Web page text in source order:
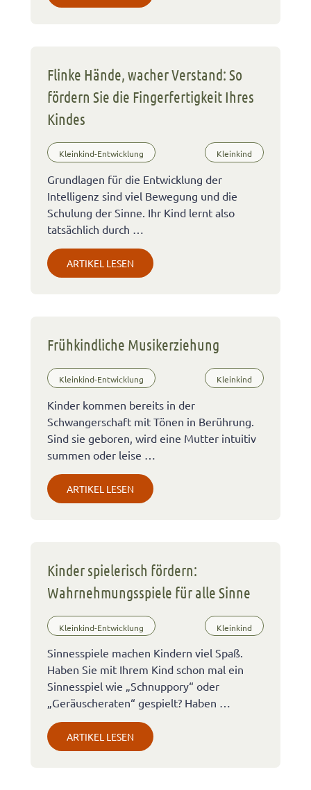
Flinke Hände, wacher Verstand: So
fördern Sie die Fingerfertigkeit Ihres
Kindes
Kleinkind-Entwicklung Kleinkind
Grundlagen für die Entwicklung der
Intelligenz sind viel Bewegung und die
Schulung der Sinne. Ihr Kind lernt also
tatsächlich durch …
ARTIKEL LESEN
Frühkindliche Musikerziehung
Kleinkind-Entwicklung Kleinkind
Kinder kommen bereits in der
Schwangerschaft mit Tönen in Berührung.
Sind sie geboren, wird eine Mutter intuitiv
summen oder leise …
ARTIKEL LESEN
Kinder spielerisch fördern:
Wahrnehmungsspiele für alle Sinne
Kleinkind-Entwicklung Kleinkind
Sinnesspiele machen Kindern viel Spaß.
Haben Sie mit Ihrem Kind schon mal ein
Sinnesspiel wie „Schnuppory“ oder
„Geräuscheraten“ gespielt? Haben …
ARTIKEL LESEN